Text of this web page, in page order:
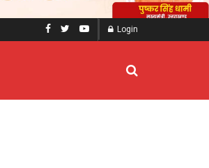
Login